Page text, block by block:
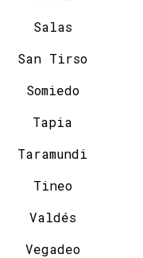
Salas
San Tirso
Somiedo
Tapia
Taramundi
Tineo
Valdés
Vegadeo